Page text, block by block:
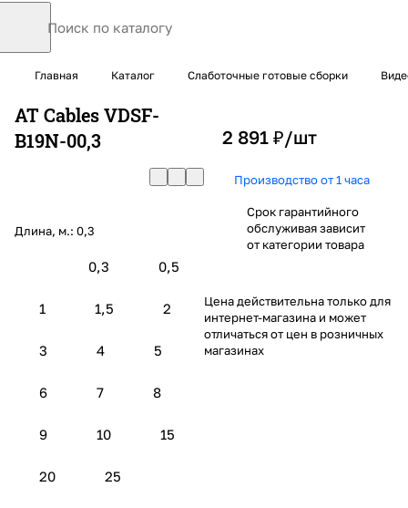
Главная Каталог Слаботочные готовые сборки
AT Cables VDSF-
B19N-00,3
Длина, м.: 0,3
0,3 0,5
1 1,5 2
3 4 5
6 7 8
9 10 15
20 25
2 891 ₽/шт
Производство от 1 часа
Срок гарантийного
обслуживая зависит
от категории товара
Цена действительна только для
интернет-магазина и может
отличаться от цен в розничных
магазинах